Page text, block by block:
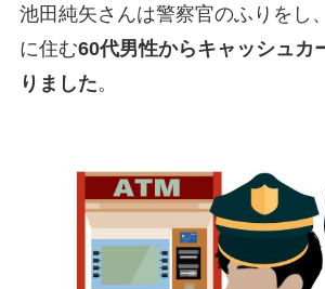
池田純矢さんは警察官のふりをし
に住む60代男性からキャッシュカ
りました。